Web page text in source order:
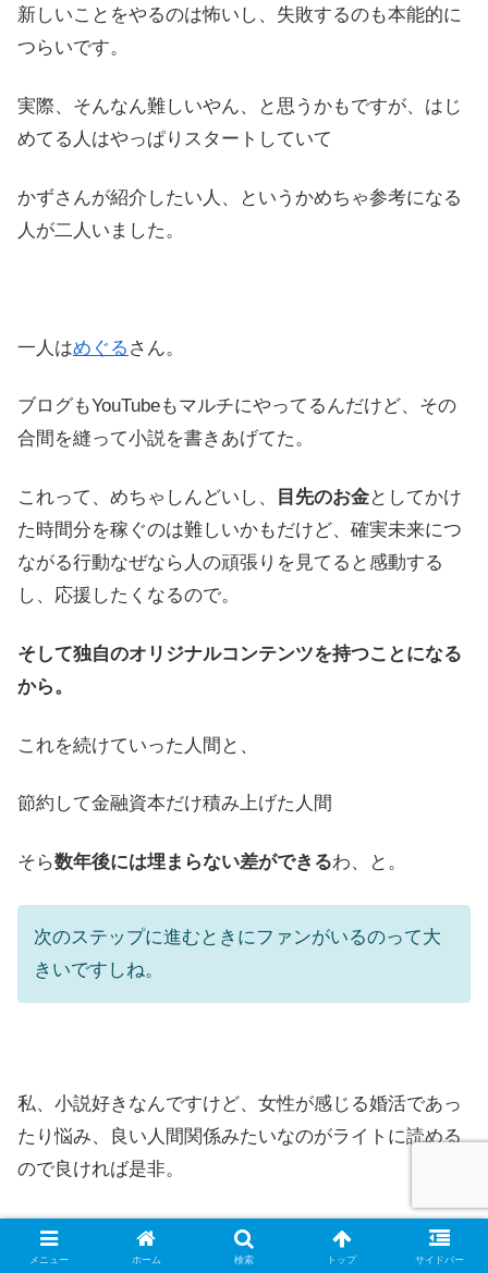
新しいことをやるのは怖いし、失敗するのも本能的に
つらいです。
実際、そんなん難しいやん、と思うかもですが、はじ
めてる人はやっぱりスタートしていて
かずさんが紹介したい人、というかめちゃ参考になる
人が二人いました。
一人はめぐる さん。
ブログもYouTubeもマルチにやってるんだけど、その
合間を縫って小説を書きあげてた。
これって、めちゃしんどいし、 目先のお金としてかけ
た時間分を稼ぐのは難しいかもだけど、確実未来につ
ながる行動なぜなら人の頑張りを見てると感動する
し、応援したくなるので。
そして独自のオリジナルコンテンツを持つことになる
から。
これを続けていった人間と、
節約して金融資本だけ積み上げた人間
そら数年後には埋まらない差ができるわ、と。
次のステップに進むときにファンがいるのって大
きいですしね。
私、小説好きなんですけど、女性が感じる婚活であっ
たり悩み、良い人間関係みたいなのがライトに読める
ので良ければ是非。
婚活クインテット！
メニュー ホーム 検索 トップ サイドバー